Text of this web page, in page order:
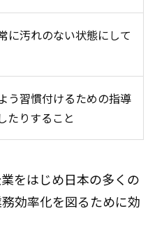
に汚れのない状態にして
う習慣付けるための指導
たりすること
をはじめ日本の多くの
効率化を図るために効